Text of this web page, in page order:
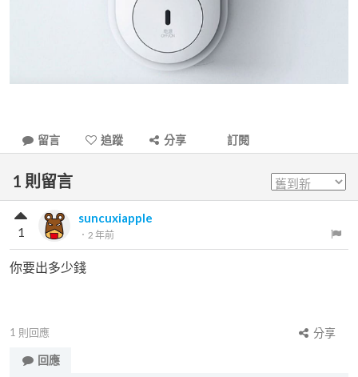
留言 追蹤 分享 訂閱
1 則留言
suncuxiapple
． 2 年前
1
你要出多少錢
1 則回應
分享
回應